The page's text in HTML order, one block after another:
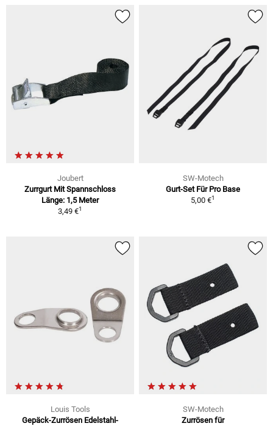
Joubert
Zurrgurt Mit Spannschloss
Länge: 1,5 Meter
3,49 €1
SW-Motech
Gurt-Set Für Pro Base
5,00 €1
Louis Tools
Gepäck-Zurrösen Edelstahl-
SW-Motech
Zurrösen für